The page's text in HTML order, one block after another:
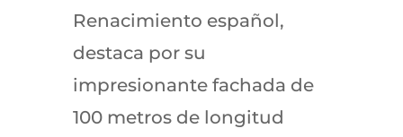
Renacimiento español,
destaca por su
impresionante fachada de
100 metros de longitud